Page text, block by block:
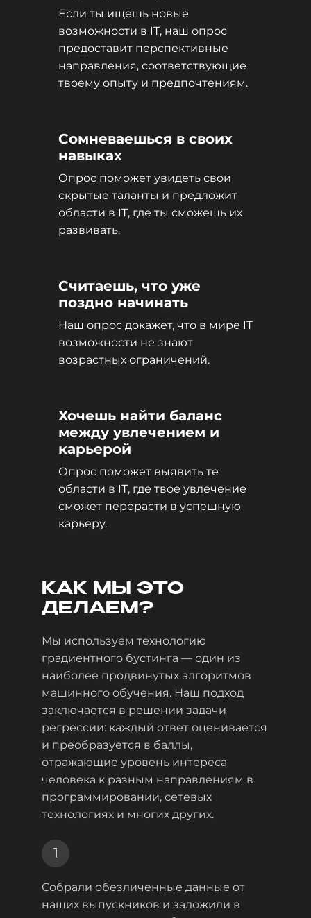
Если ты ищешь новые
возможности в IT, наш опрос
предоставит перспективные
направления, соответствующие
твоему опыту и предпочтениям.
Сомневаешься в своих
навыках
Опрос поможет увидеть свои
скрытые таланты и предложит
области в IT, где ты сможешь их
развивать.
Считаешь, что уже
поздно начинать
Наш опрос докажет, что в мире IT
возможности не знают
возрастных ограничений.
Хочешь найти баланс
между увлечением и
карьерой
Опрос поможет выявить те
области в IT, где твое увлечение
сможет перерасти в успешную
карьеру.
КАК МЫ ЭТО
ДЕЛАЕМ?
Мы используем технологию
градиентного бустинга — один из
наиболее продвинутых алгоритмов
машинного обучения. Наш подход
заключается в решении задачи
регрессии: каждый ответ оценивается
и преобразуется в баллы,
отражающие уровень интереса
человека к разным направлениям в
программировании, сетевых
технологиях и многих других.
1
Собрали обезличенные данные от
наших выпускников и заложили в